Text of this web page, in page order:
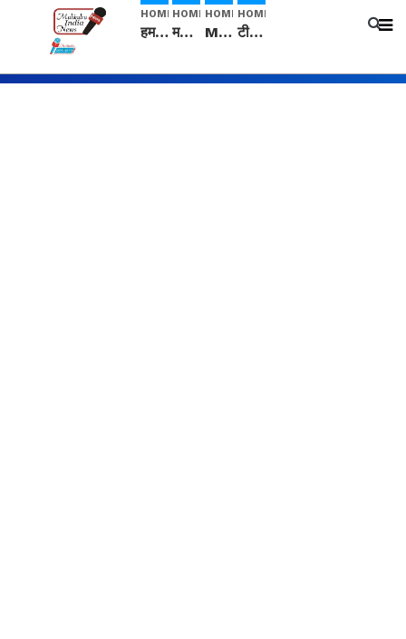
HOME
हम सनातनी..." सांसद kangana Ranaut से क्या बोली लड़की? Viral Jantar-Mantar | CJP protest
HOME
मनीषा हत्याकांड: हत्या, आत्महत्या या कोई बड़ा राज? | Full Story | Josh Haryana
HOME
Mangalsutra: हिंदू धर्म में शादी के बाद मंगलसूत्र क्यों पहनती है महिलाएं, किसने शुरु की ये परंपरा
HOME
टीम बीकेई ने एग्रीकल्चर ग्रेड की यूरिया खाद गट्टों में बदलकर टेक्निकल ग्रेड में बेचने वालों पर करवाई कार्रवाई: लखविंदर सिंह औलख